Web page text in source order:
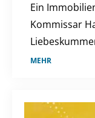
Ein
Kommissar
trügerische
MEHR